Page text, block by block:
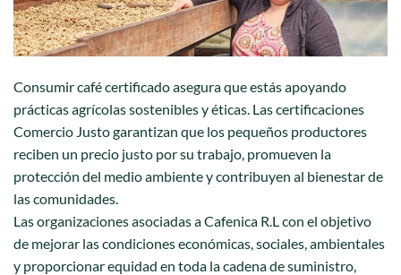
Consumir café certificado asegura que estás apoyando
prácticas agrícolas sostenibles y éticas. Las certificaciones
Comercio Justo garantizan que los pequeños productores
reciben un precio justo por su trabajo, promueven la
protección del medio ambiente y contribuyen al bienestar de
las comunidades.
Las organizaciones asociadas a Cafenica R.L con el objetivo
de mejorar las condiciones económicas, sociales, ambientales
y proporcionar equidad en toda la cadena de suministro,